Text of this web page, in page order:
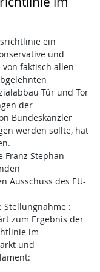
ein
und
faktisch allen
Tür und Tor
der
Bundeskanzler
werden sollte, hat
Franz Stephan
Ausschuss des EU-
Stellungnahme :
zum Ergebnis der
im
und